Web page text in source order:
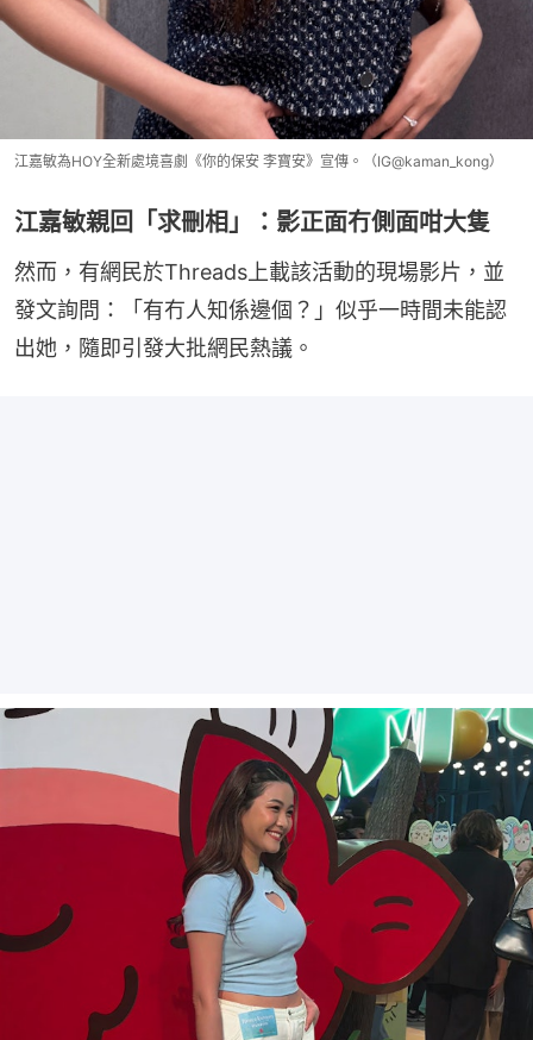
江嘉敏為HOY全新處境喜劇《你的保安 李寶安》宣傳。（IG@kaman_kong）
江嘉敏親回「求刪相」：影正面冇側面咁大隻
然而，有網民於Threads上載該活動的現場影片，並
發文詢問：「有冇人知係邊個？」似乎一時間未能認
出她，隨即引發大批網民熱議。